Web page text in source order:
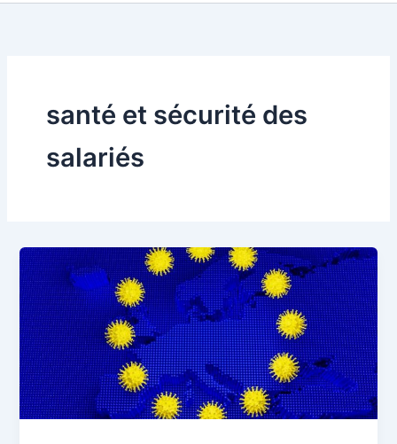
santé et sécurité des
salariés